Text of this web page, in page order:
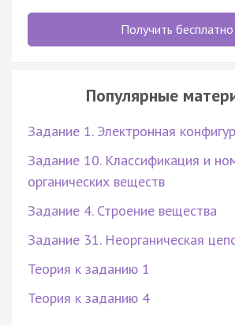
Получить бесплатно
Популярные
Задание 1. Электронная
Задание 10. Классификация и
органических веществ
Задание 4. Строение вещества
Задание 31. Неорганическая
Теория к заданию 1
Теория к заданию 4